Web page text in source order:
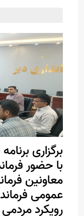
برگزاری
با حضور
معاونین
عمومی
رویکرد